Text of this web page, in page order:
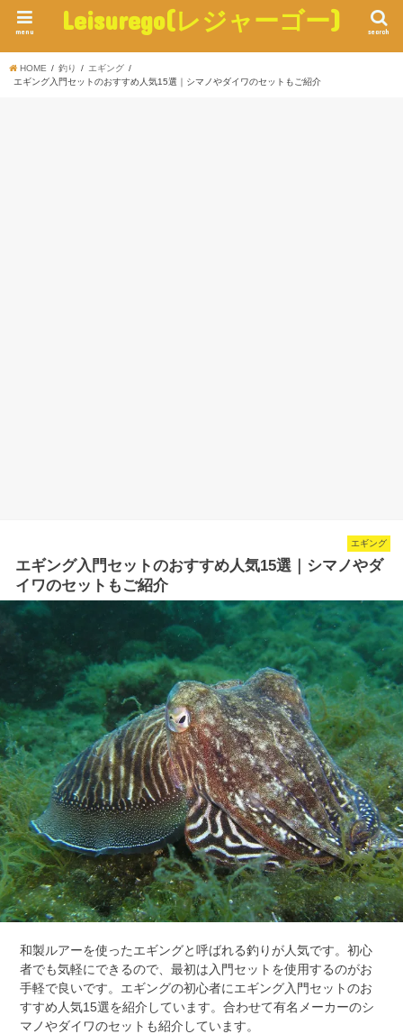
Leisurego(レジャーゴー) search
menu
HOME 釣り
エギング
エギング入門セットのおすすめ人気15選｜シマノやダイワのセットもご紹介
エギング
エギング入門セットのおすすめ人気15選｜シマノやダ
イワのセットもご紹介
和製ルアーを使ったエギングと呼ばれる釣りが人気です。初心
者でも気軽にできるので、最初は入門セットを使用するのがお
手軽で良いです。エギングの初心者にエギング入門セットのお
すすめ人気15選を紹介しています。合わせて有名メーカーのシ
マノやダイワのセットも紹介しています。